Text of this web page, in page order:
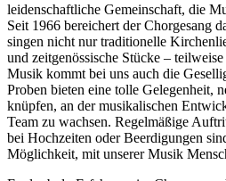
leidenschaftliche Gemeinschaft, die
Seit 1966 bereichert der Chorgesang
singen nicht nur traditionelle
und zeitgenössische Stücke –
Musik kommt bei uns auch die
Proben bieten eine tolle Gelegenheit,
knüpfen, an der musikalischen
Team zu wachsen. Regelmäßige
bei Hochzeiten oder Beerdigungen
Möglichkeit, mit unserer Musik